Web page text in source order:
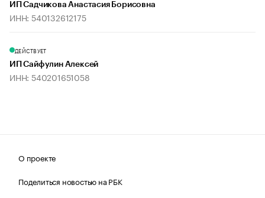
ИП Садчикова Анастасия Борисовна
ИНН: 540132612175
ДЕЙСТВУЕТ
ИП Сайфулин Алексей
ИНН: 540201651058
О проекте
Поделиться новостью на РБК